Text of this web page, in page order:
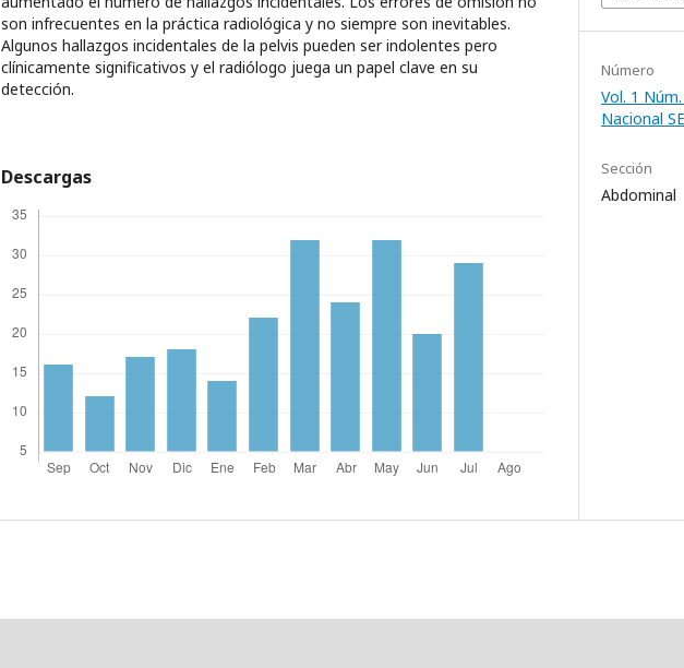
son infrecuentes en la práctica radiológica y no siempre son inevitables.
Algunos hallazgos incidentales de la pelvis pueden ser indolentes pero
clínicamente significativos y el radiólogo juega un papel clave en su
detección.
Descargas
Número
Vol. 1
Nacional
Sección
Abdominal